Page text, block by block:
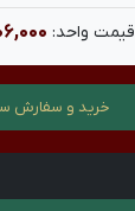
قیمت واحد:
خرید و سفارش